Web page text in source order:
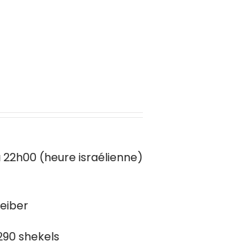
22h00 (heure israélienne)
shekels